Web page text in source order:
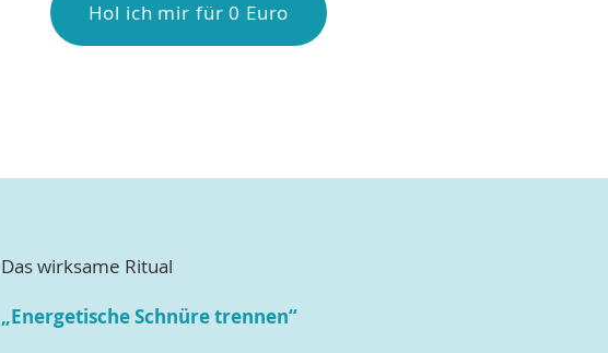
Hol ich mir für 0 Euro
Das wirksame Ritual
„Energetische Schnüre trennen“